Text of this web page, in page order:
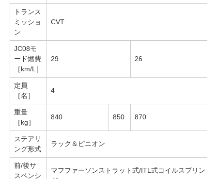
トランス
ミッショ
ン
CVT
JC08モ
ード燃費
［km/L］
29 26
定員
［名］
4
重量
［kg］
840 850 870
ステアリ
ング形式
ラック＆ピニオン
前/後サ
スペンシ
マフファーソンストラット式/ITL式コイルスプリン